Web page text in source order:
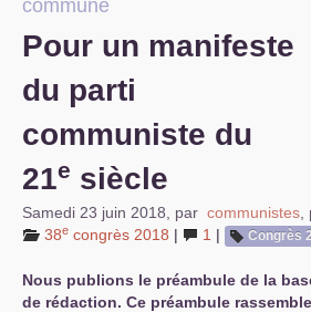
S’organiser
Comprendre...
Vie du site
commune
Pour un manifeste
du parti
communiste du
21e siècle
Samedi 23 juin 2018 par communistes
38e congrès 2018 | 1 | Congrès
Nous publions le préambule de la
de rédaction. Ce préambule